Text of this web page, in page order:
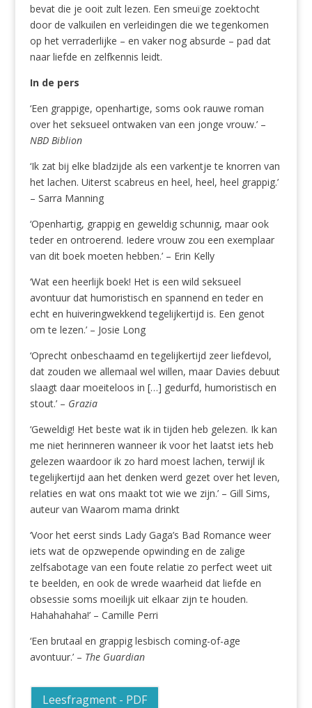
bevat die je ooit zult lezen. Een smeuïge zoektocht
door de valkuilen en verleidingen die we tegenkomen
op het verraderlijke – en vaker nog absurde – pad dat
naar liefde en zelfkennis leidt.
In de pers
‘Een grappige, openhartige, soms ook rauwe roman
over het seksueel ontwaken van een jonge vrouw.’ –
NBD Biblion
‘Ik zat bij elke bladzijde als een varkentje te knorren van
het lachen. Uiterst scabreus en heel, heel, heel grappig.’
– Sarra Manning
‘Openhartig, grappig en geweldig schunnig, maar ook
teder en ontroerend. Iedere vrouw zou een exemplaar
van dit boek moeten hebben.’ – Erin Kelly
‘Wat een heerlijk boek! Het is een wild seksueel
avontuur dat humoristisch en spannend en teder en
echt en huiveringwekkend tegelijkertijd is. Een genot
om te lezen.’ – Josie Long
‘Oprecht onbeschaamd en tegelijkertijd zeer liefdevol,
dat zouden we allemaal wel willen, maar Davies debuut
slaagt daar moeiteloos in […] gedurfd, humoristisch en
stout.’ – Grazia
‘Geweldig! Het beste wat ik in tijden heb gelezen. Ik kan
me niet herinneren wanneer ik voor het laatst iets heb
gelezen waardoor ik zo hard moest lachen, terwijl ik
tegelijkertijd aan het denken werd gezet over het leven,
relaties en wat ons maakt tot wie we zijn.’ – Gill Sims,
auteur van Waarom mama drinkt
‘Voor het eerst sinds Lady Gaga’s Bad Romance weer
iets wat de opzwepende opwinding en de zalige
zelfsabotage van een foute relatie zo perfect weet uit
te beelden, en ook de wrede waarheid dat liefde en
obsessie soms moeilijk uit elkaar zijn te houden.
Hahahahaha!’ – Camille Perri
‘Een brutaal en grappig lesbisch coming-of-age
avontuur.’ – The Guardian
Leesfragment - PDF